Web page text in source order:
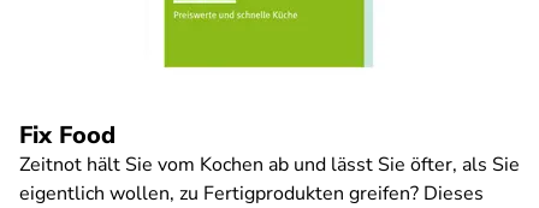
Fix Food
Zeitnot hält Sie vom Kochen ab und lässt Sie öfter, als Sie
eigentlich wollen, zu Fertigprodukten greifen? Dieses